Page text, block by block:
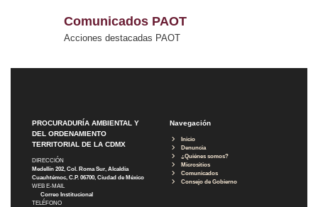
Comunicados PAOT
Acciones destacadas PAOT
PROCURADURÍA AMBIENTAL Y
DEL ORDENAMIENTO
TERRITORIAL DE LA CDMX
DIRECCIÓN
Medellín 202, Col. Roma Sur, Alcaldía
Cuauhtémoc, C.P. 06700, Ciudad de México
WEB E-MAIL
Correo Institucional
TELÉFONO
Navegación
Inicio
Denuncia
¿Quiénes somos?
Micrositios
Comunicados
Consejo de Gobierno